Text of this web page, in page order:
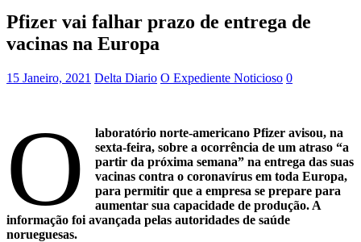
Pfizer vai falhar prazo de entrega de
vacinas na Europa
15 Janeiro, 2021 Delta Diario O Expediente Noticioso 0
O
laboratório norte-americano Pfizer avisou, na
sexta-feira, sobre a ocorrência de um atraso “a
partir da próxima semana” na entrega das suas
vacinas contra o coronavírus em toda Europa,
para permitir que a empresa se prepare para
aumentar sua capacidade de produção. A
informação foi avançada pelas autoridades de saúde
norueguesas.